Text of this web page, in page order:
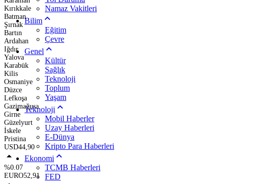
Kırıkkale
Batman
Şırnak
Bartın
Ardahan
Iğdır
Yalova
Karabük
Kilis
Osmaniye
Düzce
Lefkoşa
Gazimağusa
Girne
Güzelyurt
İskele
Pristina
USD44,90
%0.07
EURO52,91
Namaz Vakitleri
Bilim
Eğitim
Çevre
Genel
Kültür
Sağlık
Teknoloji
Toplum
Yaşam
Teknoloji
Mobil Haberler
Uzay Haberleri
E-Dünya
Kripto Para Haberleri
Ekonomi
TCMB Haberleri
FED